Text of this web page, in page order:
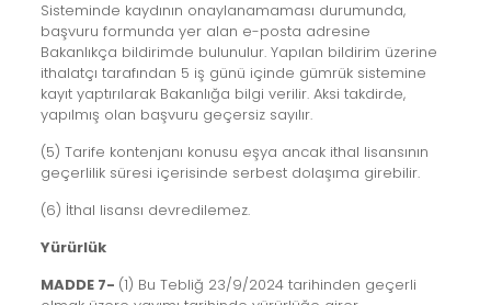
Sisteminde kaydının onaylanamaması durumunda,
başvuru formunda yer alan e-posta adresine
Bakanlıkça bildirimde bulunulur. Yapılan bildirim üzerine
ithalatçı tarafından 5 iş günü içinde gümrük sistemine
kayıt yaptırılarak Bakanlığa bilgi verilir. Aksi takdirde,
yapılmış olan başvuru geçersiz sayılır.
(5) Tarife kontenjanı konusu eşya ancak ithal lisansının
geçerlilik süresi içerisinde serbest dolaşıma girebilir.
(6) İthal lisansı devredilemez.
Yürürlük
MADDE 7- (1) Bu Tebliğ 23/9/2024 tarihinden geçerli